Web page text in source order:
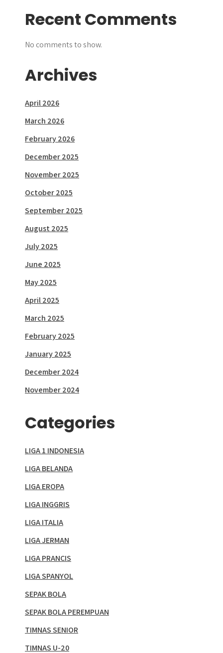
Recent Comments
No comments to show.
Archives
April 2026
March 2026
February 2026
December 2025
November 2025
October 2025
September 2025
August 2025
July 2025
June 2025
May 2025
April 2025
March 2025
February 2025
January 2025
December 2024
November 2024
Categories
LIGA 1 INDONESIA
LIGA BELANDA
LIGA EROPA
LIGA INGGRIS
LIGA ITALIA
LIGA JERMAN
LIGA PRANCIS
LIGA SPANYOL
SEPAK BOLA
SEPAK BOLA PEREMPUAN
TIMNAS SENIOR
TIMNAS U-20